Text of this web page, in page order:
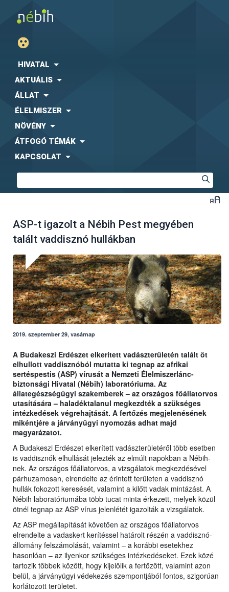
HIVATAL
AKTUÁLIS
ÁLLAT
ÉLELMISZER
NÖVÉNY
ÁTFOGÓ TÉMÁK
KAPCSOLAT
ASP-t igazolt a Nébih Pest megyében
talált vaddisznó hullákban
2019. szeptember 29, vasárnap
A Budakeszi Erdészet elkerített vadászterületén talált öt
elhullott vaddisznóból mutatta ki tegnap az afrikai
sertéspestis (ASP) vírusát a Nemzeti Élelmiszerlánc-
biztonsági Hivatal (Nébih) laboratóriuma. Az
állategészségügyi szakemberek – az országos főállatorvos
utasítására – haladéktalanul megkezdték a szükséges
intézkedések végrehajtását. A fertőzés megjelenésének
mikéntjére a járványügyi nyomozás adhat majd
magyarázatot.
A Budakeszi Erdészet elkerített vadászterületéről több esetben
is vaddisznók elhullását jelezték az elmúlt napokban a Nébih-
nek. Az országos főállatorvos, a vizsgálatok megkezdésével
párhuzamosan, elrendelte az érintett területen a vaddisznó
hullák fokozott keresését, valamint a kilőtt vadak mintázást. A
Nébih laboratóriumába több tucat minta érkezett, melyek közül
ötnél tegnap az ASP vírus jelenlétét igazolták a vizsgálatok.
Az ASP megállapítását követően az országos főállatorvos
elrendelte a vadaskert kerítéssel határolt részén a vaddisznó-
állomány felszámolását, valamint – a korábbi esetekhez
hasonlóan – az ilyenkor szükséges intézkedéseket. Ezek közé
tartozik többek között, hogy kijelölik a fertőzött, valamint azon
belül, a járványügyi védekezés szempontjából fontos, szigorúan
korlátozott területet.